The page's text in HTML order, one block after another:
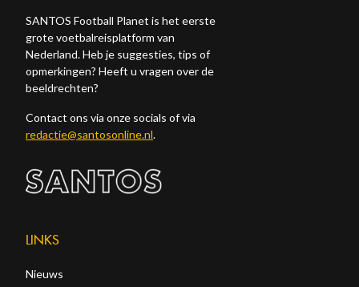
SANTOS Football Planet is het eerste
grote voetbalreisplatform van
Nederland. Heb je suggesties, tips of
opmerkingen? Heeft u vragen over de
beeldrechten?
Contact ons via onze socials of via
redactie@santosonline.nl.
LINKS
Nieuws